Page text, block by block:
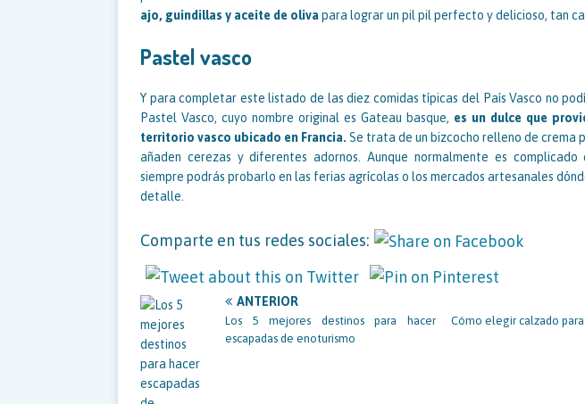
ajo, guindillas y aceite de oliva para lograr un pil pil perfecto y delicioso, tan
Pastel vasco
Y para completar este listado de las diez comidas típicas del País Vasco no
Pastel Vasco, cuyo nombre original es Gateau basque, es un dulce que
territorio vasco ubicado en Francia. Se trata de un bizcocho relleno de crema
añaden cerezas y diferentes adornos. Aunque normalmente es
siempre podrás probarlo en las ferias agrícolas o los mercados artesanales
detalle.
Comparte en tus redes sociales:
ANTERIOR
Los 5 mejores destinos para hacer
escapadas de enoturismo
Cómo elegir calzado